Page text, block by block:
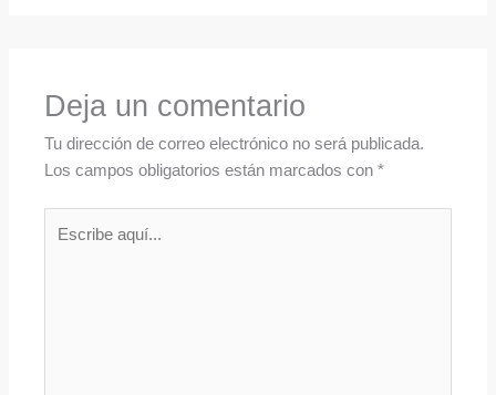
Deja un comentario
Tu dirección de correo electrónico no será publicada.
Los campos obligatorios están marcados con*
aquí...